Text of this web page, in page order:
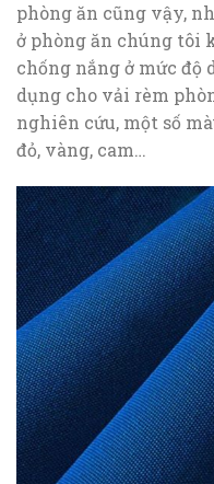
phòng ăn cũng vậy,
ở phòng ăn chúng tôi
chống nắng ở mức độ
dụng cho vải rèm
nghiên cứu, một số
đỏ, vàng, cam…